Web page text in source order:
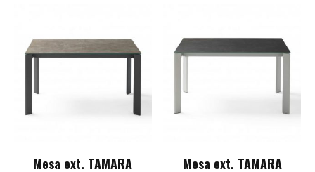
Mesa ext. TAMARA
Mesa ext. TAMARA